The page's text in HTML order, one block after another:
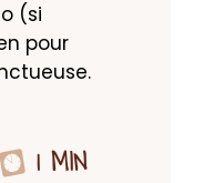
(si
pour
1 MIN